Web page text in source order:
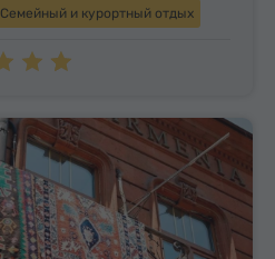
Семейный и курортный отдых